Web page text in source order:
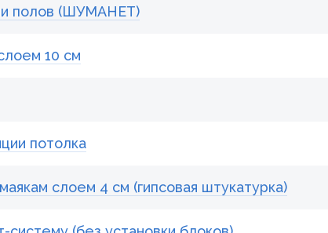
полов (ШУМАНЕТ)
10 см
потолка
слоем 4 см (гипсовая штукатурка)